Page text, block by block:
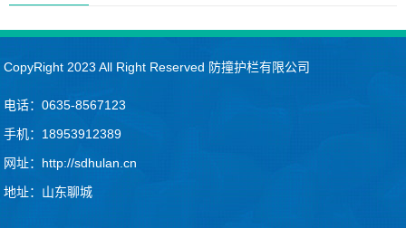
CopyRight 2023 All Right Reserved 防撞护栏有限公司
电话：0635-8567123
手机：18953912389
网址：http://sdhulan.cn
地址：山东聊城